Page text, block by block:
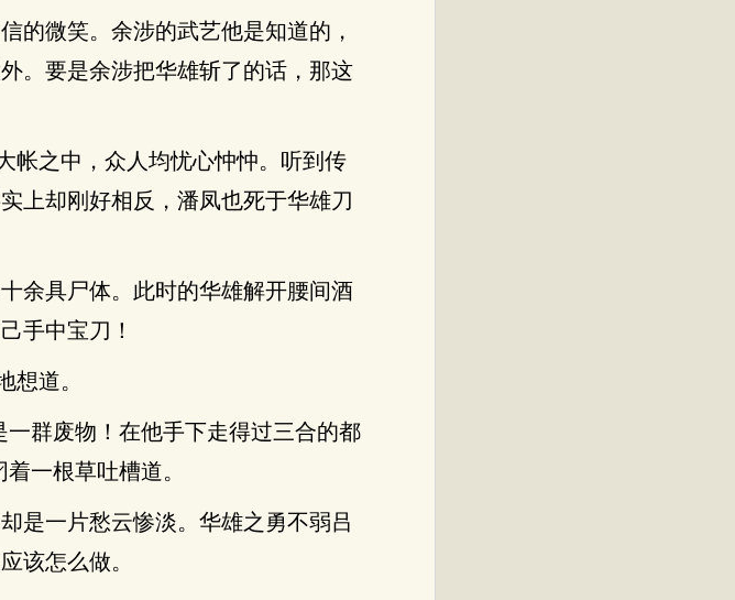
的微笑。余涉的武艺他是知道的，
。要是余涉把华雄斩了的话，那这
帐之中，众人均忧心忡忡。听到传
上却刚好相反，潘凤也死于华雄刀
余具尸体。此时的华雄解开腰间酒
手中宝刀！
想道。
群废物！在他手下走得过三合的都
一根草吐槽道。
是一片愁云惨淡。华雄之勇不弱吕
该怎么做。